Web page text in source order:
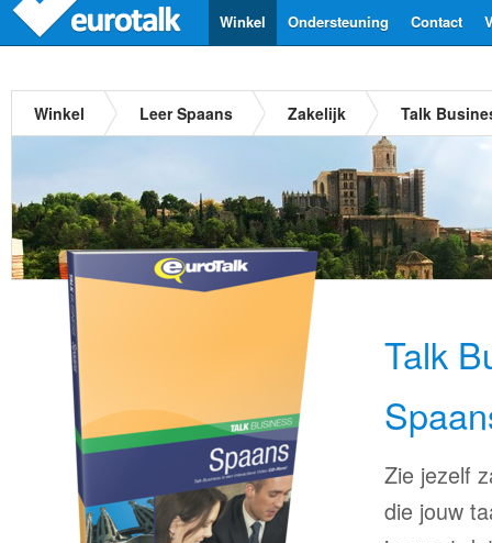
Contact
Ondersteuning
Winkel
Winkel Leer Spaans Zakelijk Talk
Talk
Zie jezelf
die jouw